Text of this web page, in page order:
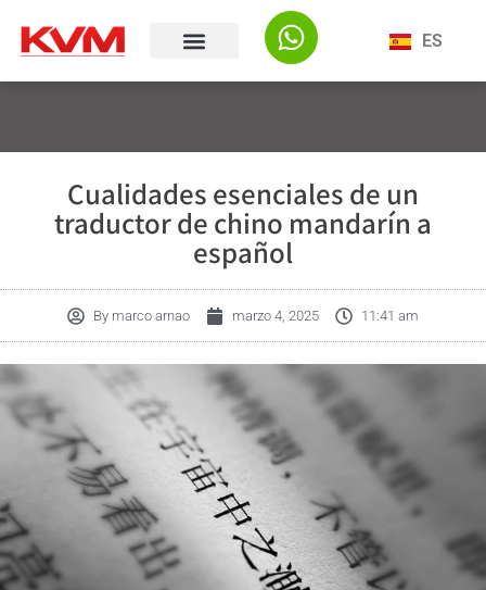
ES
Cualidades esenciales de un
traductor de chino mandarín a
español
By marco arnao marzo 4, 2025 11:41 am